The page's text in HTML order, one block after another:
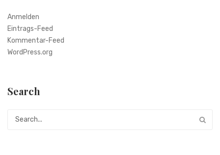
Anmelden
Eintrags-Feed
Kommentar-Feed
WordPress.org
Search